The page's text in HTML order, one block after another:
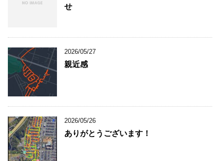
せ
2026/05/27
親近感
2026/05/26
ありがとうございます！